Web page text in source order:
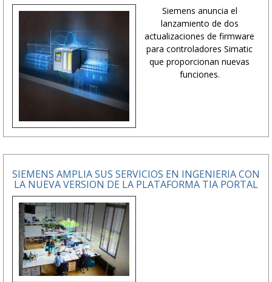
Siemens anuncia el
lanzamiento de dos
actualizaciones de firmware
para controladores Simatic
que proporcionan nuevas
funciones.
SIEMENS AMPLIA SUS SERVICIOS EN INGENIERIA CON
LA NUEVA VERSION DE LA PLATAFORMA TIA PORTAL